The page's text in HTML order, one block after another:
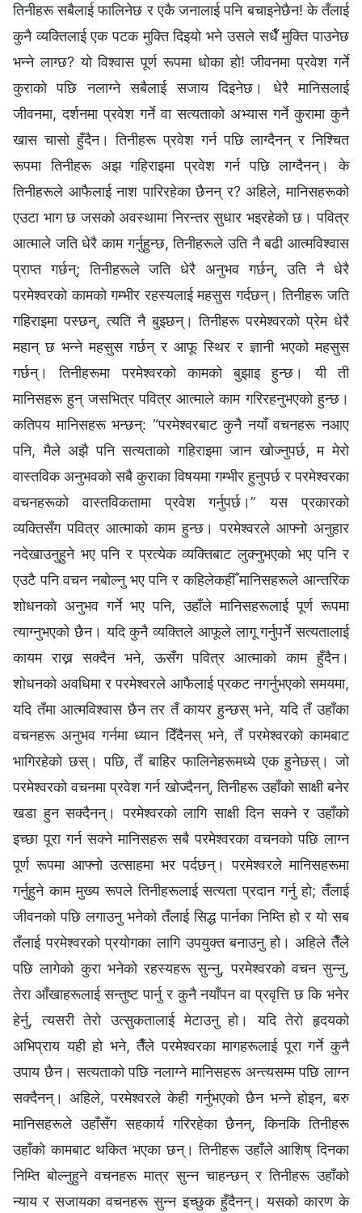
तिनीहरू सबैलाई फालिनेछ र एकै जनालाई पनि बचाइनेछैन! के तँलाई
कुनै व्यक्तिलाई एक पटक मुक्ति दिइयो भने उसले सधैँ मुक्ति पाउनेछ
भन्‍ने लाग्छ? यो विश्‍वास पूर्ण रूपमा धोका हो! जीवनमा प्रवेश गर्ने
कुराको पछि नलाग्ने सबैलाई सजाय दिइनेछ। धेरै मानिसलाई
जीवनमा, दर्शनमा प्रवेश गर्ने वा सत्यताको अभ्यास गर्ने कुरामा कुनै
खास चासो हुँदैन। तिनीहरू प्रवेश गर्न पछि लाग्दैनन् र निश्चित
रूपमा तिनीहरू अझ गहिराइमा प्रवेश गर्न पछि लाग्दैनन्। के
तिनीहरूले आफैलाई नाश पारिरहेका छैनन् र? अहिले, मानिसहरूको
एउटा भाग छ जसको अवस्थामा निरन्तर सुधार भइरहेको छ। पवित्र
आत्माले जति धेरै काम गर्नुहुन्छ, तिनीहरूले उति नै बढी आत्मविश्‍वास
प्राप्त गर्छन्; तिनीहरूले जति धेरै अनुभव गर्छन्, उति नै धेरै
परमेश्‍वरको कामको गम्भीर रहस्यलाई महसुस गर्दछन्। तिनीहरू जति
गहिराइमा पस्छन्, त्यति नै बुझ्छन्। तिनीहरू परमेश्‍वरको प्रेम धेरै
महान् छ भन्‍ने महसुस गर्छन् र आफू स्थिर र ज्ञानी भएको महसुस
गर्छन्। तिनीहरूमा परमेश्‍वरको कामको बुझाइ हुन्छ। यी ती
मानिसहरू हुन् जसभित्र पवित्र आत्माले काम गरिरहनुभएको हुन्छ।
कतिपय मानिसहरू भन्छन्: “परमेश्‍वरबाट कुनै नयाँ वचनहरू नआए
पनि, मैले अझै पनि सत्यताको गहिराइमा जान खोज्नुपर्छ, म मेरो
वास्तविक अनुभवको सबै कुराका विषयमा गम्भीर हुनुपर्छ र परमेश्‍वरका
वचनहरूको वास्तविकतामा प्रवेश गर्नुपर्छ।” यस प्रकारको
व्यक्तिसँग पवित्र आत्माको काम हुन्छ। परमेश्‍वरले आफ्‍नो अनुहार
नदेखाउनुहुने भए पनि र प्रत्येक व्यक्तिबाट लुक्नुभएको भए पनि र
एउटै पनि वचन नबोल्नु भए पनि र कहिलेकहीँ मानिसहरूले आन्तरिक
शोधनको अनुभव गर्ने भए पनि, उहाँले मानिसहरूलाई पूर्ण रूपमा
त्याग्नुभएको छैन। यदि कुनै व्यक्तिले आफूले लागू गर्नुपर्ने सत्यतालाई
कायम राख्न सक्दैन भने, ऊसँग पवित्र आत्माको काम हुँदैन।
शोधनको अवधिमा र परमेश्‍वरले आफैलाई प्रकट नगर्नुभएको समयमा,
यदि तँमा आत्मविश्‍वास छैन तर तँ कायर हुन्छस् भने, यदि तँ उहाँका
वचनहरू अनुभव गर्नमा ध्यान दिँदैनस् भने, तँ परमेश्‍वरको कामबाट
भागिरहेको छस्। पछि, तँ बाहिर फालिनेहरूमध्ये एक हुनेछस्। जो
परमेश्‍वरको वचनमा प्रवेश गर्न खोज्दैनन्, तिनीहरू उहाँको साक्षी बनेर
खडा हुन सक्दैनन्। परमेश्‍वरको लागि साक्षी दिन सक्‍ने र उहाँको
इच्छा पूरा गर्न सक्‍ने मानिसहरू सबै परमेश्‍वरका वचनको पछि लाग्न
पूर्ण रूपमा आफ्नो उत्साहमा भर पर्दछन्। परमेश्‍वरले मानिसहरूमा
गर्नुहुने काम मुख्य रूपले तिनीहरूलाई सत्यता प्रदान गर्नु हो; तँलाई
जीवनको पछि लगाउनु भनेको तँलाई सिद्ध पार्नका निम्ति हो र यो सब
तँलाई परमेश्‍वरको प्रयोगका लागि उपयुक्त बनाउनु हो। अहिले तैँले
पछि लागेको कुरा भनेको रहस्यहरू सुन्नु, परमेश्‍वरको वचन सुन्नु,
तेरा आँखाहरूलाई सन्तुष्ट पार्नु र कुनै नयाँपन वा प्रवृत्ति छ कि भनेर
हेर्नु, त्यसरी तेरो उत्सुकतालाई मेटाउनु हो। यदि तेरो हृदयको
अभिप्राय यही हो भने, तैँले परमेश्‍वरका मागहरूलाई पूरा गर्ने कुनै
उपाय छैन। सत्यताको पछि नलाग्‍ने मानिसहरू अन्त्यसम्म पछि लाग्न
सक्दैनन्। अहिले, परमेश्‍वरले केही गर्नुभएको छैन भन्ने होइन, बरु
मानिसहरूले उहाँसँग सहकार्य गरिरहेका छैनन्, किनकि तिनीहरू
उहाँको कामबाट थकित भएका छन्। तिनीहरू उहाँले आशिष् दिनका
निम्ति बोल्नुहुने वचनहरू मात्र सुन्न चाहन्छन् र तिनीहरू उहाँको
न्याय र सजायका वचनहरू सुन्न इच्छुक हुँदैनन्। यसको कारण के